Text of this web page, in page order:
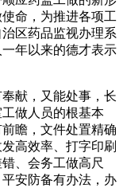
命，为推进各项工
区药品监视办理系
年以来的德才表示
献，又能处事，长
做人员的根基本
瞻，文件处置精确
高效率、打字印刷
、会务工做高尺
安防备有办法，办